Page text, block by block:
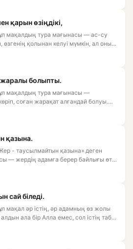
қарын өзіңдікі,
мақалдың тура мағынасы — ас-су
өзгенің қолынан келуі мүмкін, ал оны
жаралы болыпты.
мақалдың тура мағынасы —
соған жарақат алғандай болуы.
қазына.
- таусылмайтын қазына» деген
— жердің адамға берер байлығы өте
сай біледі.
мақал әр істің, әр адамның өз жолы
ала бір Алла емес, сол істің таб...